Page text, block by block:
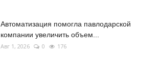
Автоматизация помогла павлодарской
компании увеличить объем...
Авг 1, 2026 0 176